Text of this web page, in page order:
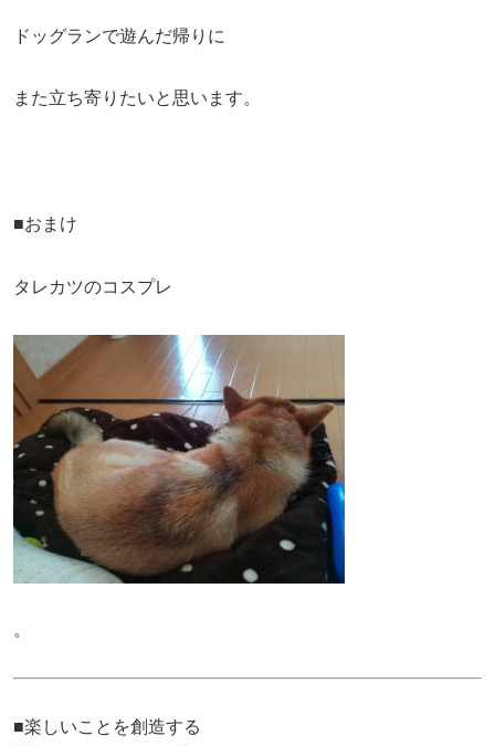
ドッグランで遊んだ帰りに
また立ち寄りたいと思います。
■おまけ
タレカツのコスプレ
。
■楽しいことを創造する